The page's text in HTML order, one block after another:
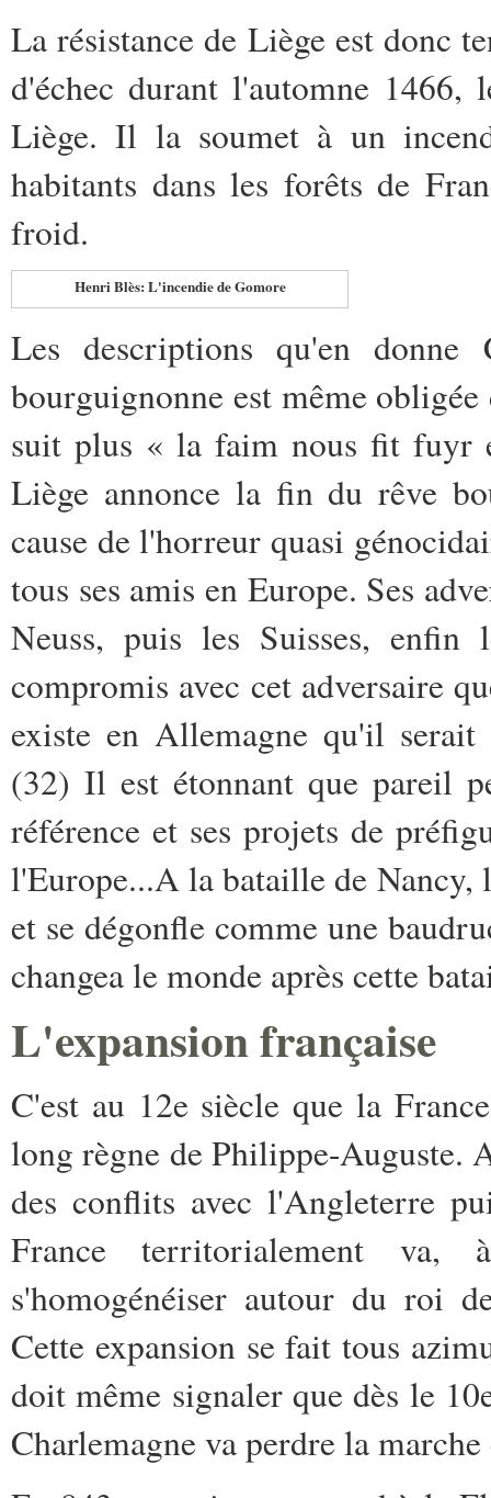
La résistance de Liège est donc
d'échec durant l'automne
Liège. Il la soumet à un
habitants dans les forêts de
froid.
Henri Blès: L'incendie de Gomore
Les descriptions qu'en donne
bourguignonne est même
suit plus « la faim nous fit fuyr
Liège annonce la fin du rêve
cause de l'horreur quasi
tous ses amis en Europe. Ses
Neuss, puis les Suisses,
compromis avec cet adversaire
existe en Allemagne qu'il
(32) Il est étonnant que pareil
référence et ses projets de
l'Europe...A la bataille de
et se dégonfle comme une
changea le monde après cette
L'expansion française
C'est au 12e siècle que la
long règne de Philippe-Auguste.
des conflits avec l'Angleterre
France territorialement va,
s'homogénéiser autour du roi
Cette expansion se fait tous
doit même signaler que dès le
Charlemagne va perdre la